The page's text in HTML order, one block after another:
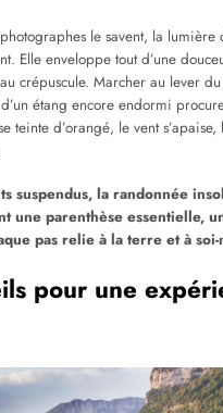
le savent, la
Elle enveloppe tout d’une
crépuscule. Marcher au lever
étang encore endormi
teinte d’orangé, le vent
suspendus, la randonnée
une parenthèse essentielle,
pas relie à la terre et à soi-
pour une